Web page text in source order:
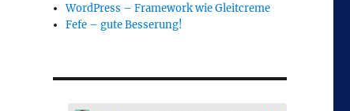
WordPress – Framework wie Gleitcreme
Fefe – gute Besserung!